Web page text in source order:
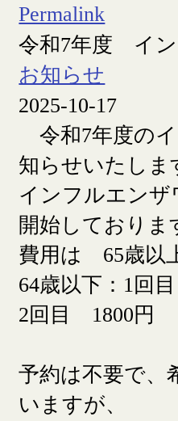
Permalink
令和7年度 イ
お知らせ
2025-10-17
令和7年度の
知らせいたしま
インフルエンザ
開始しておりま
費用は 65歳以
64歳以下：1回
2回目 1800
予約は不要で、
いますが、